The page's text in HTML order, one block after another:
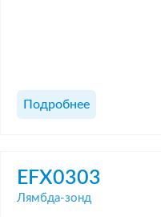
Подробнее
EFX0303
Лямбда-зонд